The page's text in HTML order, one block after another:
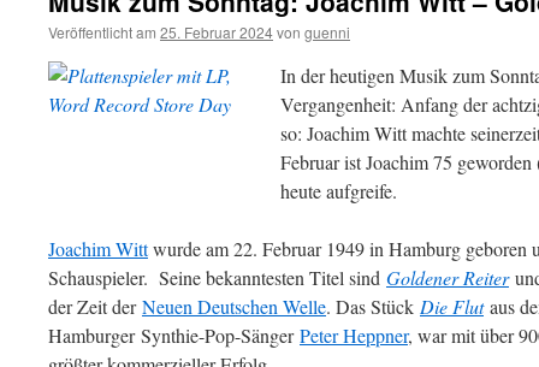
Veröffentlicht am 25. Februar 2024von guenni
In der heutigen Musik zum
Vergangenheit: Anfang der
so: Joachim Witt machte
Februar ist Joachim 75
heute aufgreife.
Joachim Wittwurde am 22. Februar 1949 in Hamburg geboren
Schauspieler. Seine bekanntesten Titel sind Goldener Reiter
der Zeit derNeuen Deutschen Welle. Das Stück Die Flutaus
Hamburger Synthie-Pop-SängerPeter Heppner, war mit über